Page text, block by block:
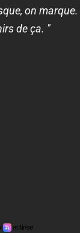
on marque.
de ça. "